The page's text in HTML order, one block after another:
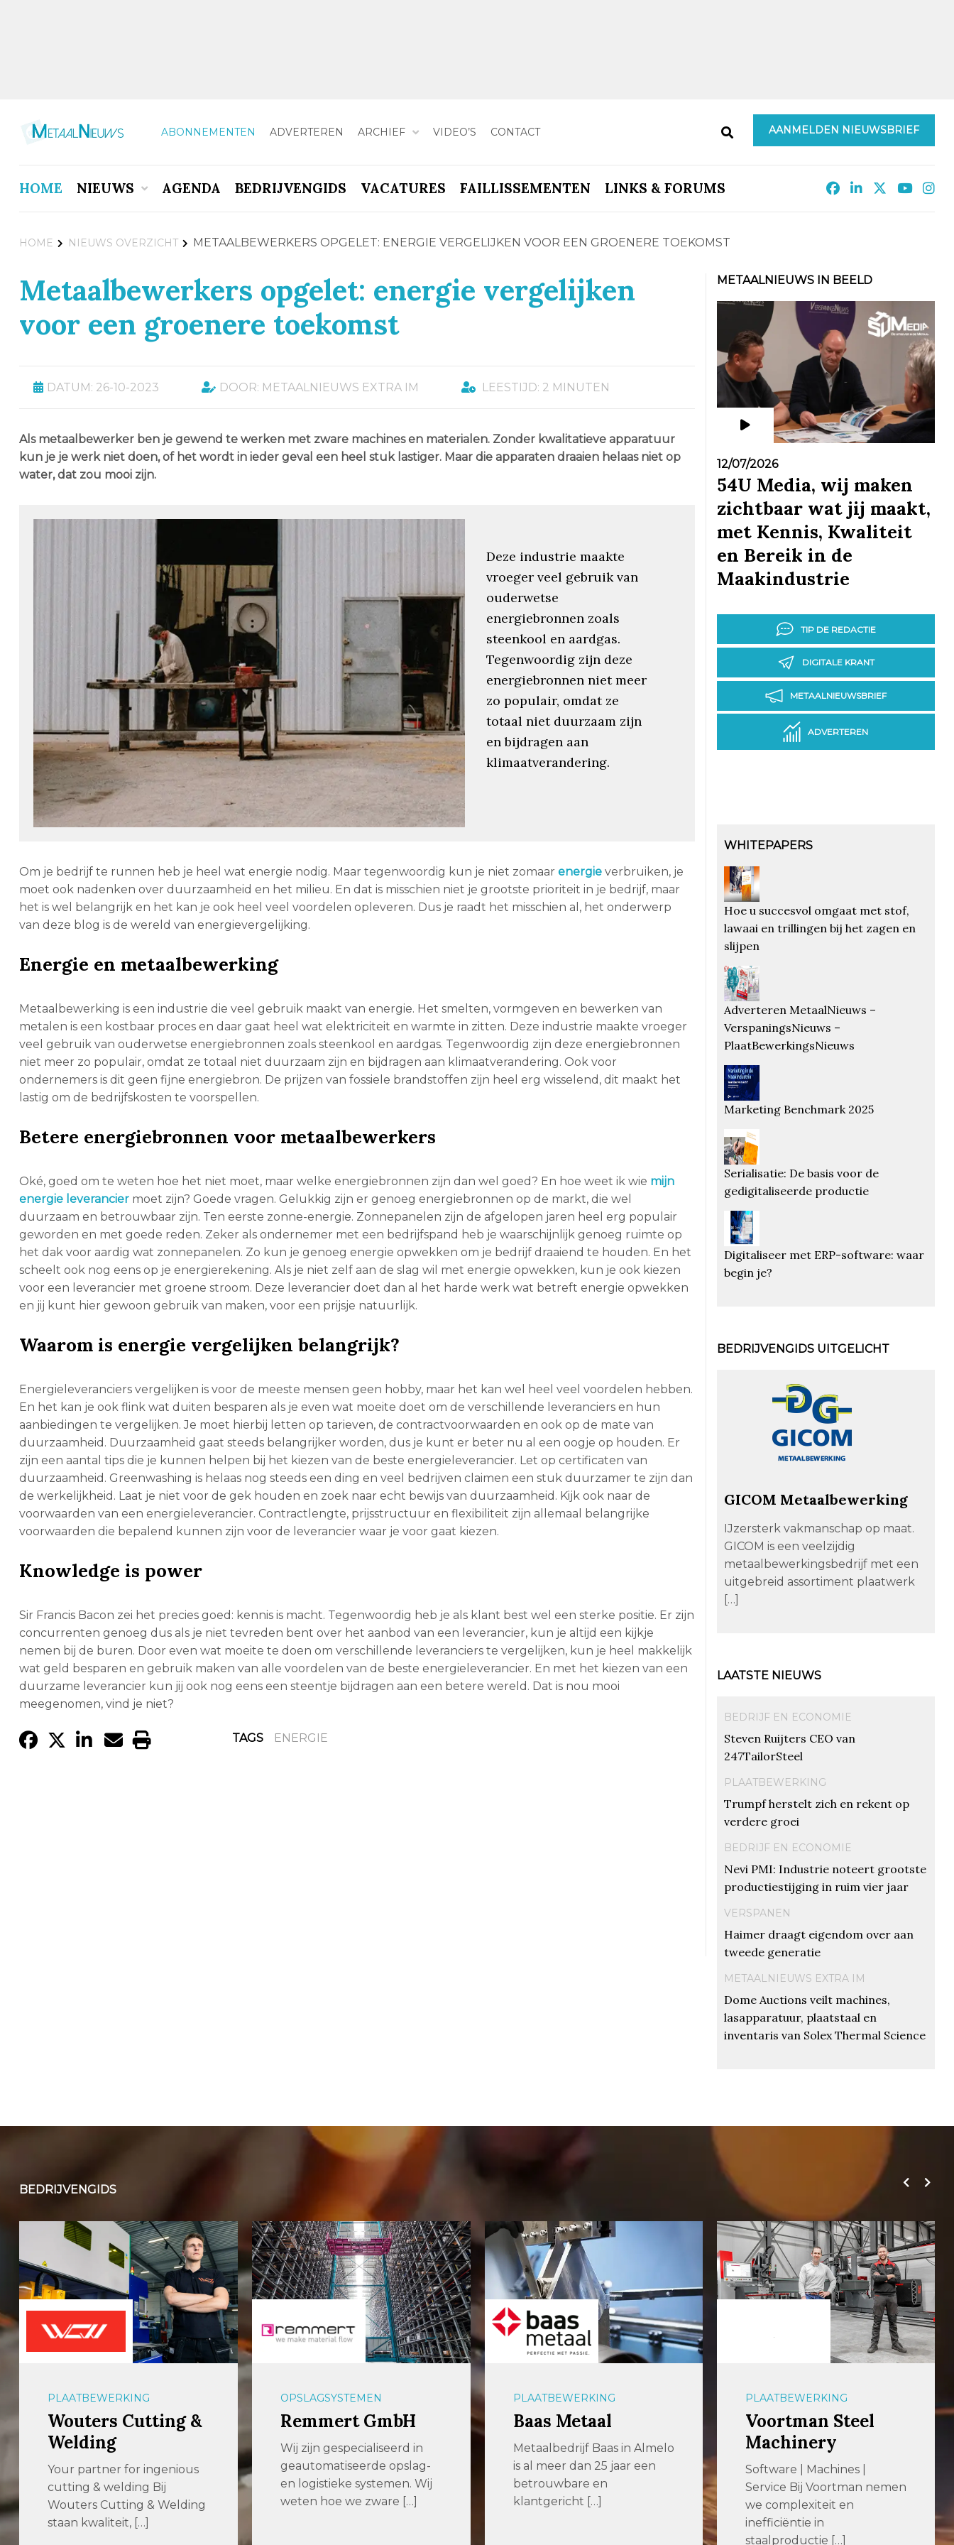
ABONNEMENTEN ADVERTEREN ARCHIEF VIDEO’S CONTACT AANMELDEN NIEUWSBRIEF
HOME NIEUWS AGENDA BEDRIJVENGIDS VACATURES FAILLISSEMENTEN LINKS & FORUMS
HOME NIEUWS OVERZICHT METAALBEWERKERS OPGELET: ENERGIE VERGELIJKEN VOOR EEN GROENERE TOEKOMST
Metaalbewerkers opgelet: energie vergelijken
voor een groenere toekomst
DATUM: 26-10-2023 DOOR: METAALNIEUWS EXTRA IM LEESTIJD: 2 MINUTEN
Als metaalbewerker ben je gewend te werken met zware machines en materialen. Zonder kwalitatieve apparatuur
kun je je werk niet doen, of het wordt in ieder geval een heel stuk lastiger. Maar die apparaten draaien helaas niet op
water, dat zou mooi zijn.
Deze industrie maakte
vroeger veel gebruik van
ouderwetse
energiebronnen zoals
steenkool en aardgas.
Tegenwoordig zijn deze
energiebronnen niet meer
zo populair, omdat ze
totaal niet duurzaam zijn
en bijdragen aan
klimaatverandering.
Om je bedrijf te runnen heb je heel wat energie nodig. Maar tegenwoordig kun je niet zomaar energieverbruiken, je
moet ook nadenken over duurzaamheid en het milieu. En dat is misschien niet je grootste prioriteit in je bedrijf, maar
het is wel belangrijk en het kan je ook heel veel voordelen opleveren. Dus je raadt het misschien al, het onderwerp
van deze blog is de wereld van energievergelijking.
Energie en metaalbewerking
Metaalbewerking is een industrie die veel gebruik maakt van energie. Het smelten, vormgeven en bewerken van
metalen is een kostbaar proces en daar gaat heel wat elektriciteit en warmte in zitten. Deze industrie maakte vroeger
veel gebruik van ouderwetse energiebronnen zoals steenkool en aardgas. Tegenwoordig zijn deze energiebronnen
niet meer zo populair, omdat ze totaal niet duurzaam zijn en bijdragen aan klimaatverandering. Ook voor
ondernemers is dit geen fijne energiebron. De prijzen van fossiele brandstoffen zijn heel erg wisselend, dit maakt het
lastig om de bedrijfskosten te voorspellen.
Betere energiebronnen voor metaalbewerkers
Oké, goed om te weten hoe het niet moet, maar welke energiebronnen zijn dan wel goed? En hoe weet ik wie mijn
energie leveranciermoet zijn? Goede vragen. Gelukkig zijn er genoeg energiebronnen op de markt, die wel
duurzaam en betrouwbaar zijn. Ten eerste zonne-energie. Zonnepanelen zijn de afgelopen jaren heel erg populair
geworden en met goede reden. Zeker als ondernemer met een bedrijfspand heb je waarschijnlijk genoeg ruimte op
het dak voor aardig wat zonnepanelen. Zo kun je genoeg energie opwekken om je bedrijf draaiend te houden. En het
scheelt ook nog eens op je energierekening. Als je niet zelf aan de slag wil met energie opwekken, kun je ook kiezen
voor een leverancier met groene stroom. Deze leverancier doet dan al het harde werk wat betreft energie opwekken
en jij kunt hier gewoon gebruik van maken, voor een prijsje natuurlijk.
Waarom is energie vergelijken belangrijk?
Energieleveranciers vergelijken is voor de meeste mensen geen hobby, maar het kan wel heel veel voordelen hebben.
En het kan je ook flink wat duiten besparen als je even wat moeite doet om de verschillende leveranciers en hun
aanbiedingen te vergelijken. Je moet hierbij letten op tarieven, de contractvoorwaarden en ook op de mate van
duurzaamheid. Duurzaamheid gaat steeds belangrijker worden, dus je kunt er beter nu al een oogje op houden. Er
zijn een aantal tips die je kunnen helpen bij het kiezen van de beste energieleverancier. Let op certificaten van
duurzaamheid. Greenwashing is helaas nog steeds een ding en veel bedrijven claimen een stuk duurzamer te zijn dan
de werkelijkheid. Laat je niet voor de gek houden en zoek naar echt bewijs van duurzaamheid. Kijk ook naar de
voorwaarden van een energieleverancier. Contractlengte, prijsstructuur en flexibiliteit zijn allemaal belangrijke
voorwaarden die bepalend kunnen zijn voor de leverancier waar je voor gaat kiezen.
Knowledge is power
Sir Francis Bacon zei het precies goed: kennis is macht. Tegenwoordig heb je als klant best wel een sterke positie. Er zijn
concurrenten genoeg dus als je niet tevreden bent over het aanbod van een leverancier, kun je altijd een kijkje
nemen bij de buren. Door even wat moeite te doen om verschillende leveranciers te vergelijken, kun je heel makkelijk
wat geld besparen en gebruik maken van alle voordelen van de beste energieleverancier. En met het kiezen van een
duurzame leverancier kun jij ook nog eens een steentje bijdragen aan een betere wereld. Dat is nou mooi
meegenomen, vind je niet?
TAGS ENERGIE
METAALNIEUWS IN BEELD
12/07/2026
54U Media, wij maken
zichtbaar wat jij maakt,
met Kennis, Kwaliteit
en Bereik in de
Maakindustrie
TIP DE REDACTIE
DIGITALE KRANT
METAALNIEUWSBRIEF
ADVERTEREN
WHITEPAPERS
Hoe u succesvol omgaat met stof,
lawaai en trillingen bij het zagen en
slijpen
Adverteren MetaalNieuws –
VerspaningsNieuws –
PlaatBewerkingsNieuws
Marketing Benchmark 2025
Serialisatie: De basis voor de
gedigitaliseerde productie
Digitaliseer met ERP-software: waar
begin je?
BEDRIJVENGIDS UITGELICHT
GICOM Metaalbewerking
IJzersterk vakmanschap op maat.
GICOM is een veelzijdig
metaalbewerkingsbedrijf met een
uitgebreid assortiment plaatwerk
[…]
LAATSTE NIEUWS
BEDRIJF EN ECONOMIE
Steven Ruijters CEO van
247TailorSteel
PLAATBEWERKING
Trumpf herstelt zich en rekent op
verdere groei
BEDRIJF EN ECONOMIE
Nevi PMI: Industrie noteert grootste
productiestijging in ruim vier jaar
VERSPANEN
Haimer draagt eigendom over aan
tweede generatie
METAALNIEUWS EXTRA IM
Dome Auctions veilt machines,
lasapparatuur, plaatstaal en
inventaris van Solex Thermal Science
BEDRIJVENGIDS
PLAATBEWERKING
Wouters Cutting &
Welding
Your partner for ingenious
cutting & welding Bij
Wouters Cutting & Welding
staan kwaliteit, […]
OPSLAGSYSTEMEN
Remmert GmbH
Wij zijn gespecialiseerd in
geautomatiseerde opslag-
en logistieke systemen. Wij
weten hoe we zware […]
PLAATBEWERKING
Baas Metaal
Metaalbedrijf Baas in Almelo
is al meer dan 25 jaar een
betrouwbare en
klantgericht […]
PLAATBEWERKING
Voortman Steel
Machinery
Software | Machines |
Service Bij Voortman nemen
we complexiteit en
inefficiëntie in
staalproductie […]